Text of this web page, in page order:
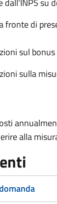
su
fronte di
sul
sulla
alla